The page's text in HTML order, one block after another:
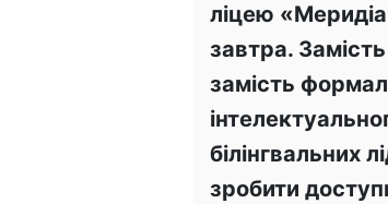
ліцею
завтра.
замість
білінгвальних
зробити